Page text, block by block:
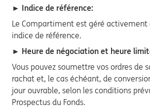
► Indice de référence:
Le Compartiment est géré activement
indice de référence.
► Heure de négociation et heure
Vous pouvez soumettre vos ordres de
rachat et, le cas échéant, de
jour ouvrable, selon les conditions
Prospectus du Fonds.